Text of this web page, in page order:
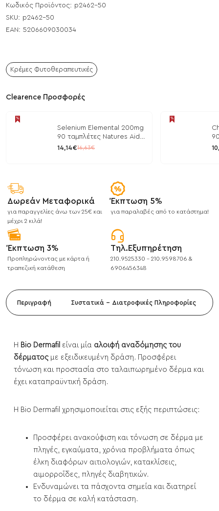
Κωδικός Προϊόντος: p2462-50
SKU: p2462-50
EAN: 5206609030034
Κρέμες Φυτοθεραπευτικές
Clearence Προσφορές
Selenium Elemental 200mg
90 ταμπλέτες Natures Aid
/ Μέταλλα
14,14€16,63€
/
Δωρεάν Μεταφορικά
για παραγγελίες άνω των 25€ και
μέχρι 2 κιλά!
Έκπτωση 5%
για παραλαβές από το κατάστημα!
Έκπτωση 3%
Προπληρώνοντας με κάρτα ή
τραπεζική κατάθεση
Τηλ.Εξυπηρέτηση
210.9525330 - 210.9598706 &
6906456348
Περιγραφή Συστατικά - Διατροφικές Πληροφορίες
Η Bio Dermafil είναι μία αλοιφή αναδόμησης του
δέρματοςμε εξειδικευμένη δράση. Προσφέρει
τόνωση και προστασία στο ταλαιπωρημένο δέρμα και
έχει καταπραϋντική δράση.
Η Bio Dermafil χρησιμοποιείται στις εξής περιπτώσεις:
Προσφέρει ανακούφιση και τόνωση σε δέρμα με
πληγές, εγκαύματα, χρόνια προβλήματα όπως
έλκη διαφόρων αιτιολογιών, κατακλίσεις,
αιμορροΐδες, πληγές διαβητικών.
Ενδυναμώνει τα πάσχοντα σημεία και διατηρεί
το δέρμα σε καλή κατάσταση.